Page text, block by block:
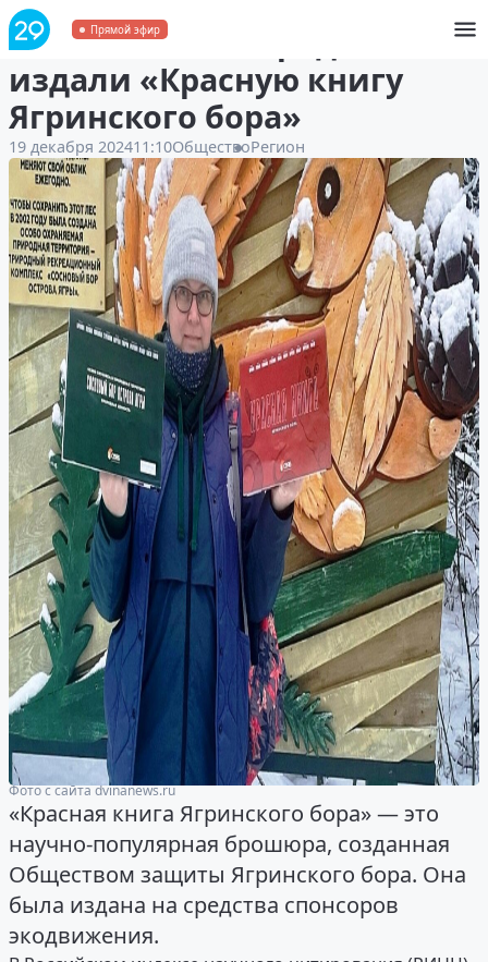
Прямой эфир
Активисты Северодвинска
издали «Красную книгу
Ягринского бора»
19 декабря 202411:10ОбществоРегион
Фото с сайта dvinanews.ru
«Красная книга Ягринского бора» — это
научно-популярная брошюра, созданная
Обществом защиты Ягринского бора. Она
была издана на средства спонсоров
экодвижения.